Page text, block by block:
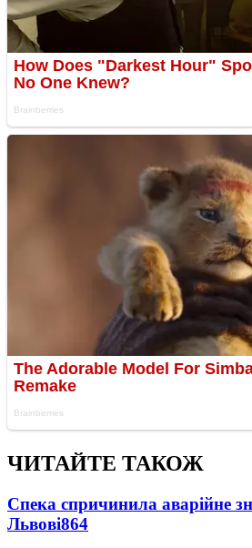
ЧИТАЙТЕ ТАКОЖ
Спека спричинила аварійне
Львові864